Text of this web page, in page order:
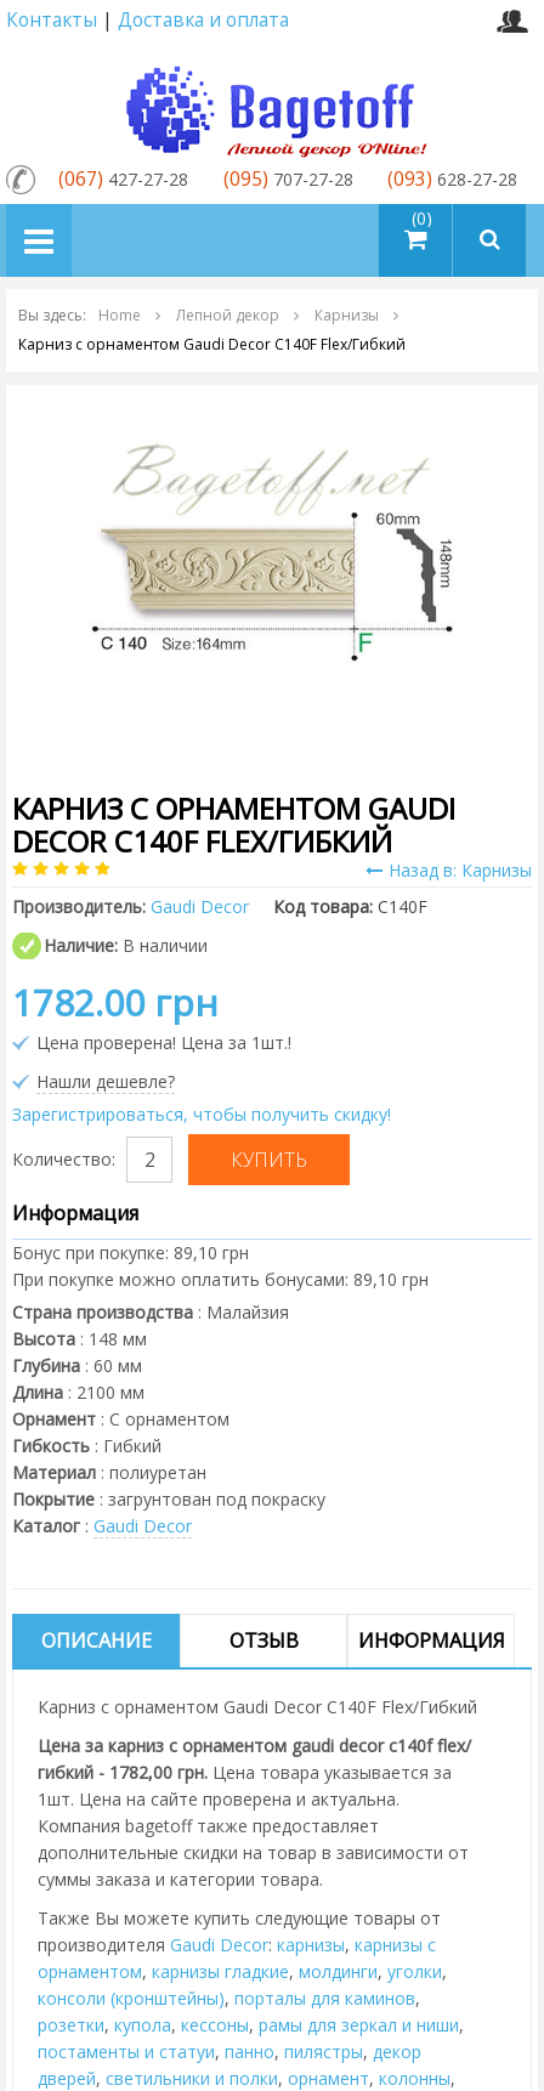
Контакты | Доставка и оплата
товаров (0)
(067) 427-27-28 (095) 707-27-28 (093) 628-27-28
Вы здесь: Home Лепной декор
Карнизы
Карниз с орнаментом Gaudi Decor C140F Flex/Гибкий
КАРНИЗ С ОРНАМЕНТОМ GAUDI
DECOR C140F FLEX/ГИБКИЙ
Назад в: Карнизы
Производитель: Gaudi Decor Код товара: C140F
Наличие: В наличии
1782.00 грн
Цена проверена! Цена за 1шт.!
Нашли дешевле?
Зарегистрироваться, чтобы получить скидку!
Количество:
Информация
Бонус при покупке: 89,10 грн
При покупке можно оплатить бонусами: 89,10 грн
Страна производства : Малайзия
Высота : 148 мм
Глубина : 60 мм
Длина : 2100 мм
Орнамент : С орнаментом
Гибкость : Гибкий
Материал : полиуретан
Покрытие : загрунтован под покраску
Каталог : Gaudi Decor
ОПИСАНИЕ ОТЗЫВ ИНФОРМАЦИЯ
Карниз с орнаментом Gaudi Decor C140F Flex/Гибкий
Цена за карниз с орнаментом gaudi decor c140f flex/
гибкий - 1782,00 грн. Цена товара указывается за
1шт. Цена на сайте проверена и актуальна.
Компания bagetoff также предоставляет
дополнительные скидки на товар в зависимости от
суммы заказа и категории товара.
Также Вы можете купить следующие товары от
производителя Gaudi Decor: карнизы, карнизы с
орнаментом, карнизы гладкие, молдинги, уголки,
консоли (кронштейны), порталы для каминов,
розетки, купола, кессоны, рамы для зеркал и ниши,
постаменты и статуи, панно, пилястры, декор
дверей, cветильники и полки, орнамент, колонны,